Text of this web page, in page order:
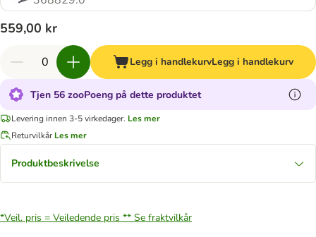
559,00 kr
Legg i handlekurvLegg i handlekurv
Tjen 56 zooPoeng på dette produktet
Levering innen 3-5 virkedager. Les mer
Returvilkår Les mer
Produktbeskrivelse
*Veil. pris = Veiledende pris ** Se fraktvilkår